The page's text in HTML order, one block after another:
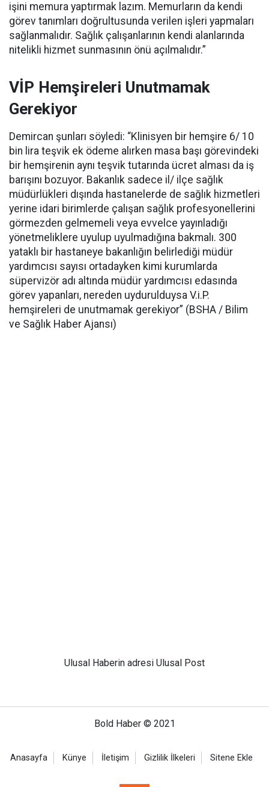
işini memura yaptırmak lazım. Memurların da kendi
görev tanımları doğrultusunda verilen işleri yapmaları
sağlanmalıdır. Sağlık çalışanlarının kendi alanlarında
nitelikli hizmet sunmasının önü açılmalıdır.”
VİP Hemşireleri Unutmamak
Gerekiyor
Demircan şunları söyledi: “Klinisyen bir hemşire 6/ 10
bin lira teşvik ek ödeme alırken masa başı görevindeki
bir hemşirenin aynı teşvik tutarında ücret alması da iş
barışını bozuyor. Bakanlık sadece il/ ilçe sağlık
müdürlükleri dışında hastanelerde de sağlık hizmetleri
yerine idari birimlerde çalışan sağlık profesyonellerini
görmezden gelmemeli veya evvelce yayınladığı
yönetmeliklere uyulup uyulmadığına bakmalı. 300
yataklı bir hastaneye bakanlığın belirlediği müdür
yardımcısı sayısı ortadayken kimi kurumlarda
süpervizör adı altında müdür yardımcısı edasında
görev yapanları, nereden uydurulduysa V.i.P.
hemşireleri de unutmamak gerekiyor” (BSHA / Bilim
ve Sağlık Haber Ajansı)
Ulusal Haberin adresi Ulusal Post
Bold Haber © 2021
Anasayfa Künye İletişim Gizlilik İlkeleri Sitene Ekle